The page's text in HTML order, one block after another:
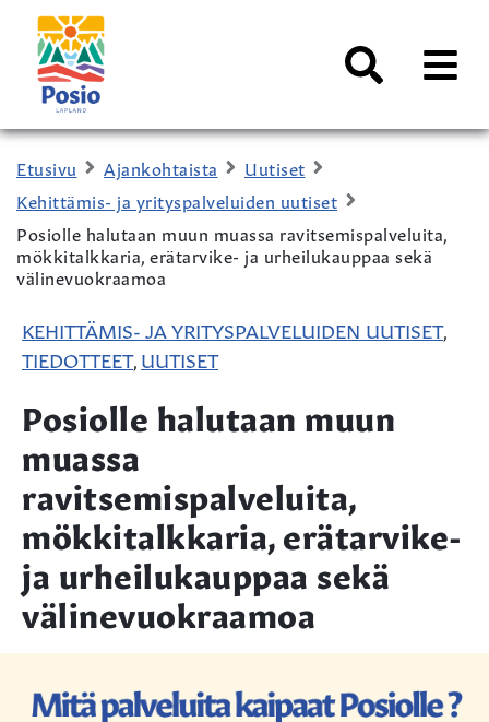
Siirry sisältöön
Kaupungin
logo
AVAA
Etusivu Ajankohtaista
Uutiset
Kehittämis- ja yrityspalveluiden uutiset
Posiolle halutaan muun muassa ravitsemispalveluita,
mökkitalkkaria, erätarvike- ja urheilukauppaa sekä
välinevuokraamoa
KEHITTÄMIS- JA YRITYSPALVELUIDEN UUTISET,
TIEDOTTEET, UUTISET
Posiolle halutaan muun
muassa
ravitsemispalveluita,
mökkitalkkaria, erätarvike-
ja urheilukauppaa sekä
välinevuokraamoa